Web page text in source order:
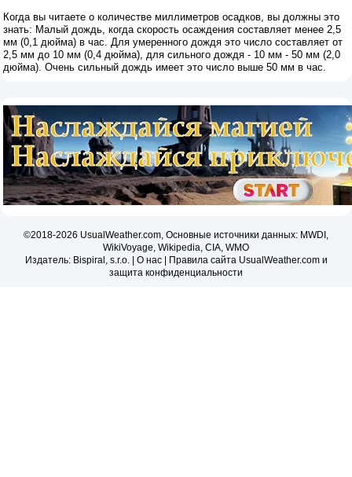
Когда вы читаете о количестве миллиметров осадков, вы должны это
знать: Малый дождь, когда скорость осаждения составляет менее 2,5
мм (0,1 дюйма) в час. Для умеренного дождя это число составляет от
2,5 мм до 10 мм (0,4 дюйма), для сильного дождя - 10 мм - 50 мм (2,0
дюйма). Очень сильный дождь имеет это число выше 50 мм в час.
©2018-2026 UsualWeather.com, Основные источники данных: MWDI,
WikiVoyage, Wikipedia, CIA, WMO
Издатель: Bispiral, s.r.o. | О нас| Правила сайта UsualWeather.com и
защита конфиденциальности